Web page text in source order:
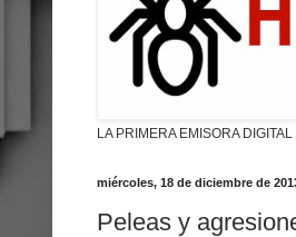
LA PRIMERA EMISORA
miércoles, 18 de diciembre de
Peleas y